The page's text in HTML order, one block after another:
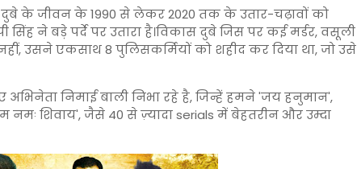
के जीवन के 1990 से लेकर 2020 तक के उतार-चढ़ावों को
ने बड़े पर्दे पर उतारा है।विकास दुबे जिस पर कई मर्डर, वसूली
उसने एकसाथ 8 पुलिसकर्मियों को शहीद कर दिया था, जो उसे
निमाई बाली निभा रहे है, जिन्हें हमने 'जय हनुमान',
शिवाय', जैसे 40 से ज़्यादा serials में बेहतरीन और उम्दा